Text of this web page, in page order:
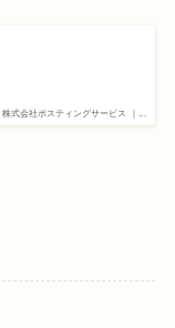
株式会社ポスティングサービス ｜...